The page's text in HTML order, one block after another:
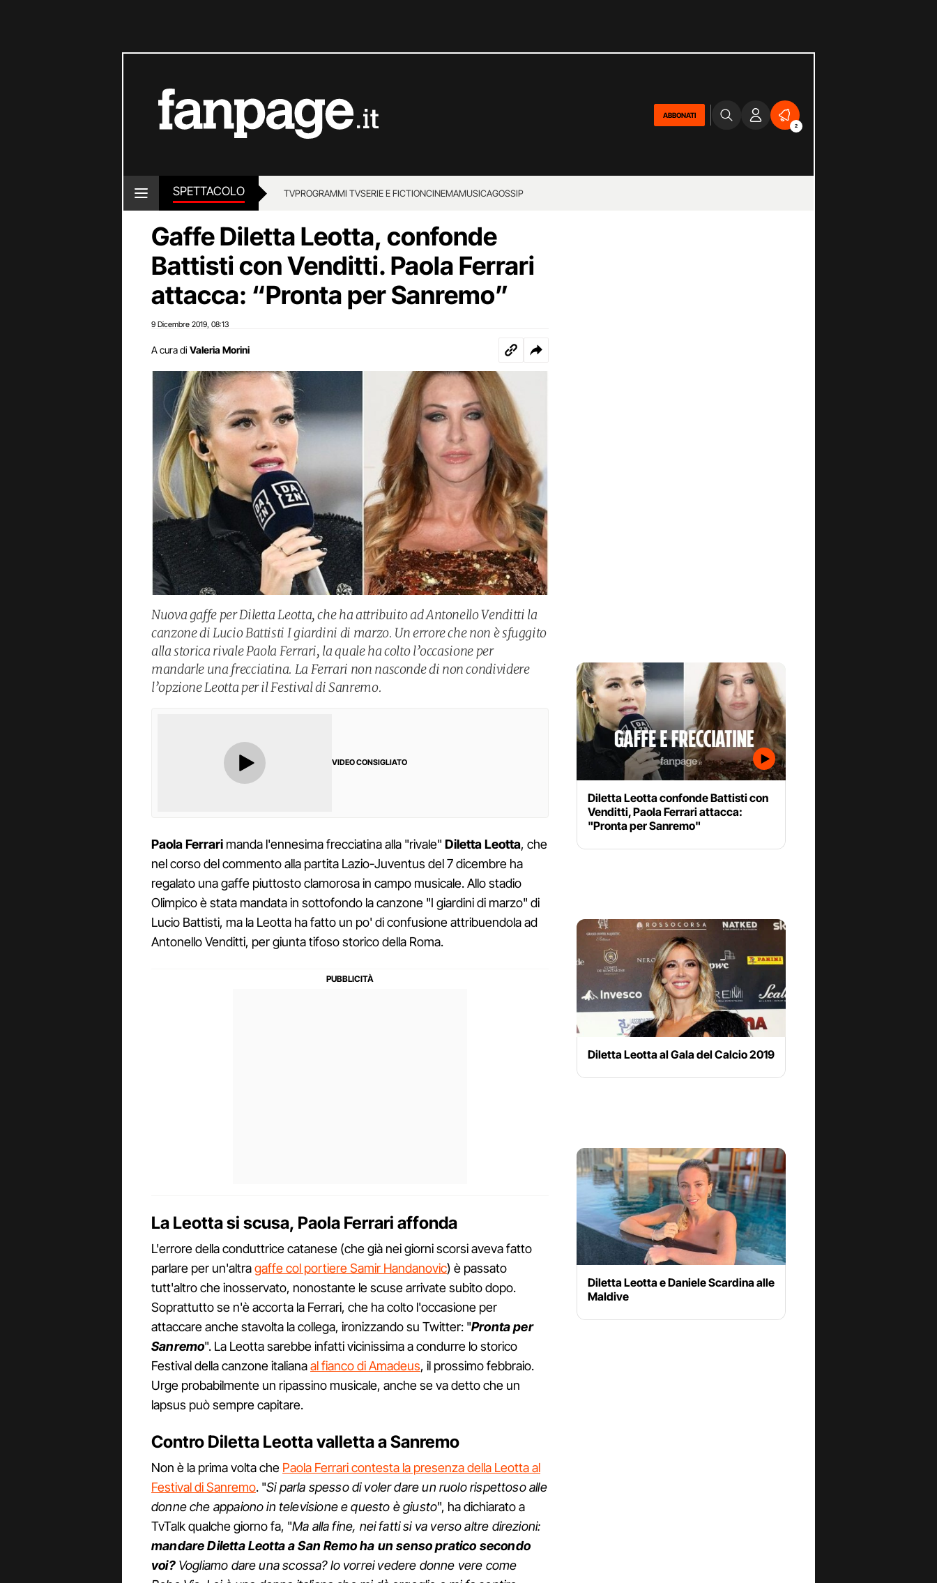
ABBONATI
2
SPETTACOLO TVPROGRAMMI TVSERIE E FICTIONCINEMAMUSICAGOSSIP
Gaffe Diletta Leotta, confonde
Battisti con Venditti. Paola Ferrari
attacca: “Pronta per Sanremo”
9 Dicembre 2019 08:13
A cura di Valeria Morini
Nuova gaffe per Diletta Leotta, che ha attribuito ad Antonello Venditti la
canzone di Lucio Battisti I giardini di marzo. Un errore che non è sfuggito
alla storica rivale Paola Ferrari, la quale ha colto l’occasione per
mandarle una frecciatina. La Ferrari non nasconde di non condividere
l’opzione Leotta per il Festival di Sanremo.
VIDEO CONSIGLIATO
Paola Ferrari manda l'ennesima frecciatina alla "rivale" Diletta Leotta, che
nel corso del commento alla partita Lazio-Juventus del 7 dicembre ha
regalato una gaffe piuttosto clamorosa in campo musicale. Allo stadio
Olimpico è stata mandata in sottofondo la canzone "I giardini di marzo" di
Lucio Battisti, ma la Leotta ha fatto un po' di confusione attribuendola ad
Antonello Venditti, per giunta tifoso storico della Roma.
La Leotta si scusa, Paola Ferrari affonda
L'errore della conduttrice catanese (che già nei giorni scorsi aveva fatto
parlare per un'altragaffe col portiere Samir Handanovic) è passato
tutt'altro che inosservato, nonostante le scuse arrivate subito dopo.
Soprattutto se n'è accorta la Ferrari, che ha colto l'occasione per
attaccare anche stavolta la collega, ironizzando su Twitter: "Pronta per
Sanremo". La Leotta sarebbe infatti vicinissima a condurre lo storico
Festival della canzone italianaal fianco di Amadeus, il prossimo febbraio.
Urge probabilmente un ripassino musicale, anche se va detto che un
lapsus può sempre capitare.
Contro Diletta Leotta valletta a Sanremo
Non è la prima volta che Paola Ferrari contesta la presenza della Leotta al
Festival di Sanremo. "Si parla spesso di voler dare un ruolo rispettoso alle
donne che appaiono in televisione e questo è giusto", ha dichiarato a
TvTalk qualche giorno fa, "Ma alla fine, nei fatti si va verso altre direzioni:
mandare Diletta Leotta a San Remo ha un senso pratico secondo
voi? Vogliamo dare una scossa? Io vorrei vedere donne vere come
Diletta Leotta confonde Battisti con
Venditti, Paola Ferrari attacca:
"Pronta per Sanremo"
Diletta Leotta al Gala del Calcio 2019
Diletta Leotta e Daniele Scardina alle
Maldive